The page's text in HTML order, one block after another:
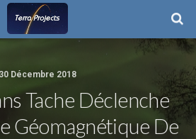
30 Décembre 2018
Tache Déclenche
Géomagnétique De